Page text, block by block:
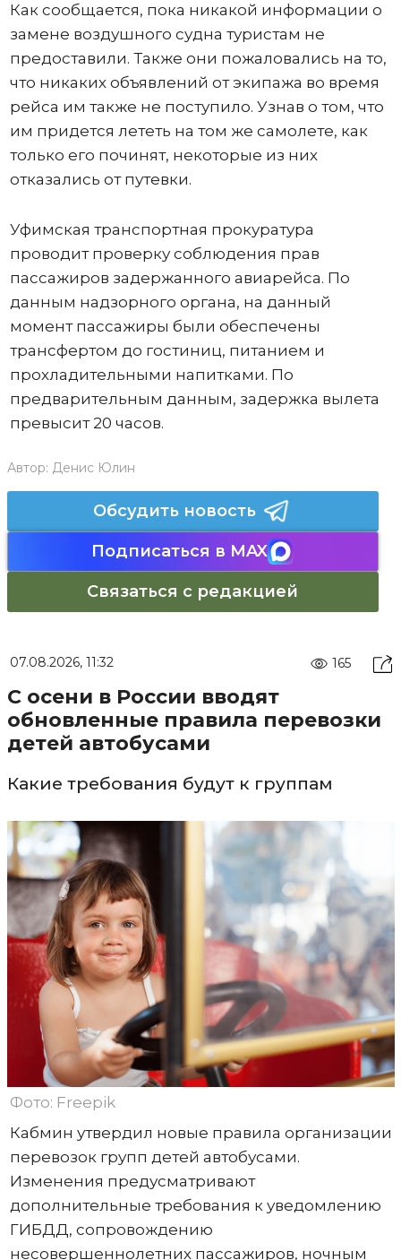
Как сообщается, пока никакой информации о
замене воздушного судна туристам не
предоставили. Также они пожаловались на то,
что никаких объявлений от экипажа во время
рейса им также не поступило. Узнав о том, что
им придется лететь на том же самолете, как
только его починят, некоторые из них
отказались от путевки.
Уфимская транспортная прокуратура
проводит проверку соблюдения прав
пассажиров задержанного авиарейса. По
данным надзорного органа, на данный
момент пассажиры были обеспечены
трансфертом до гостиниц, питанием и
прохладительными напитками. По
предварительным данным, задержка вылета
превысит 20 часов.
Автор: Денис Юлин
Обсудить новость
Подписаться в MAX
Связаться с редакцией
07.08.2026, 11:32 165
С осени в России вводят
обновленные правила перевозки
детей автобусами
Какие требования будут к группам
Фото: Freepik
Кабмин утвердил новые правила организации
перевозок групп детей автобусами.
Изменения предусматривают
дополнительные требования к уведомлению
ГИБДД, сопровождению
несовершеннолетних пассажиров, ночным